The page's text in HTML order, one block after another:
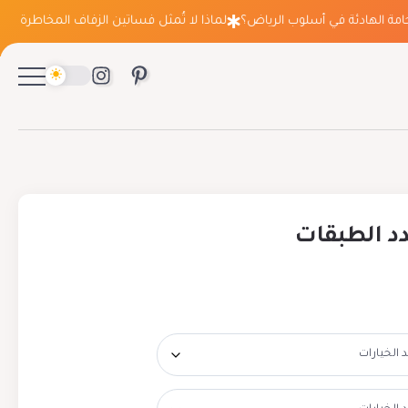
الهادئة في أسلوب الرياض؟ لماذا لا تُمثل فساتين الزفاف المخاطرة التي
الطبقات